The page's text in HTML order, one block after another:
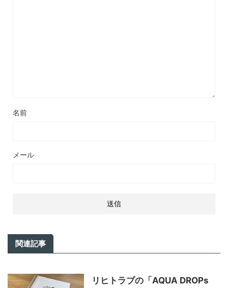
名前
メール
関連記事
リヒトラブの「AQUA DROPs